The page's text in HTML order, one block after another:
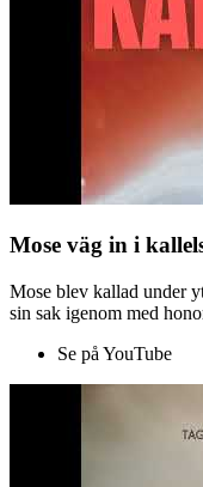
Mose väg in i
Mose blev kallad under
sin sak igenom med
Se på YouTube